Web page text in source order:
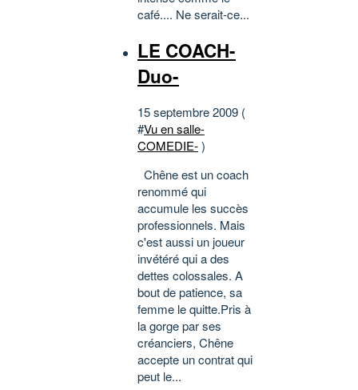
café.... Ne serait-ce...
LE COACH-
Duo-
15 septembre 2009 (
#Vu en salle-
COMEDIE-)
Chêne est un coach
renommé qui
accumule les succès
professionnels. Mais
c'est aussi un joueur
invétéré qui a des
dettes colossales. A
bout de patience, sa
femme le quitte.Pris à
la gorge par ses
créanciers, Chêne
accepte un contrat qui
peut le...